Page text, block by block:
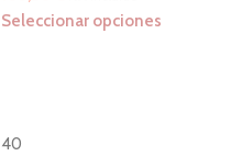
Seleccionar opciones
40